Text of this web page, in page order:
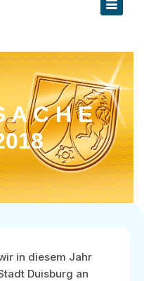
A C H E
in diesem Jahr
Duisburg an